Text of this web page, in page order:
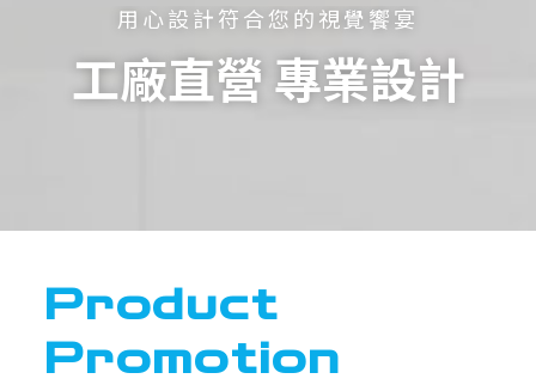
用心設計符合您的視覺饗宴
工廠直營 專業設計
Product
Promotion